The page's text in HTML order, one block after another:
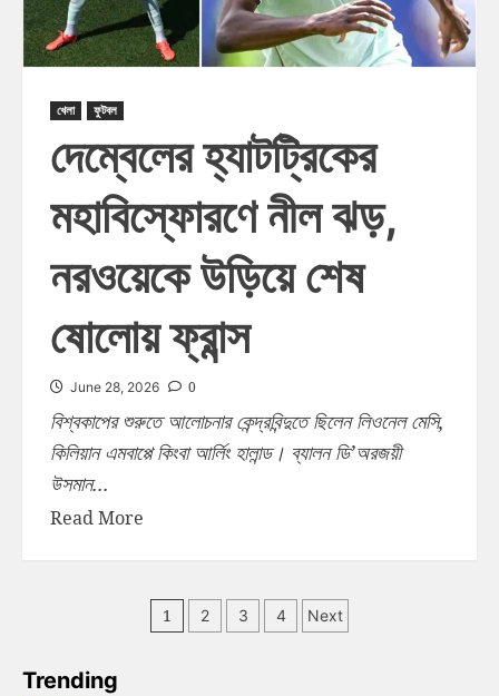
খেলা ফুটবল
দেম্বেলের হ্যাটট্রিকের
মহাবিস্ফোরণে নীল ঝড়,
নরওয়েকে উড়িয়ে শেষ
ষোলোয় ফ্রান্স
June 28, 2026 0
বিশ্বকাপের শুরুতে আলোচনার কেন্দ্রবিন্দুতে ছিলেন লিওনেল মেসি,
কিলিয়ান এমবাপ্পে কিংবা আর্লিং হালান্ড। ব্যালন ডি’অরজয়ী
উসমান...
Read More
1 2 3 4 Next
Trending